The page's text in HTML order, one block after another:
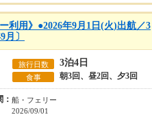
利用》●2026年9月1日(火)出航／3
〕
旅行日数 3泊4日
食事 朝3回、昼2回、夕3回
船・フェリー
2026/09/01